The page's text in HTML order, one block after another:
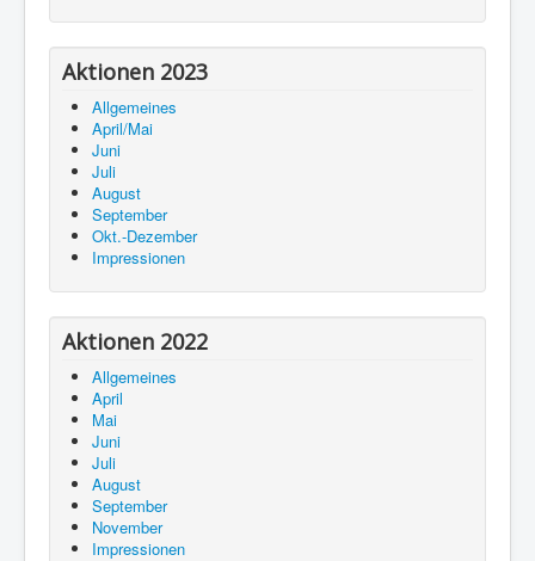
Aktionen 2023
Allgemeines
April/Mai
Juni
Juli
August
September
Okt.-Dezember
Impressionen
Aktionen 2022
Allgemeines
April
Mai
Juni
Juli
August
September
November
Impressionen